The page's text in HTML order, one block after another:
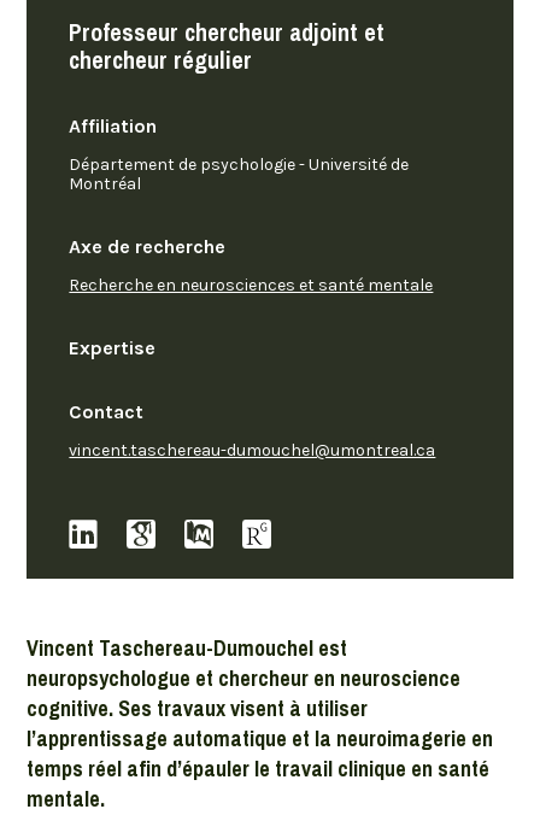
Professeur chercheur adjoint et
chercheur régulier
Affiliation
Département de psychologie - Université de
Montréal
Axe de recherche
Recherche en neurosciences et santé mentale
Expertise
Contact
vincent.taschereau-dumouchel@umontreal.ca
Vincent Taschereau-Dumouchel est
neuropsychologue et chercheur en neuroscience
cognitive. Ses travaux visent à utiliser
l’apprentissage automatique et la neuroimagerie en
temps réel afin d’épauler le travail clinique en santé
mentale.